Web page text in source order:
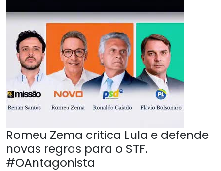
Romeu Zema critica Lula e defende
novas regras para o STF.
#OAntagonista